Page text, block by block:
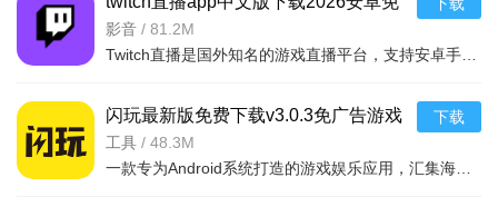
费版v30.6.0安卓版
影音 / 81.2M
闪玩最新版免费下载v3.0.3免广告游戏
盒子
工具 / 48.3M
下载